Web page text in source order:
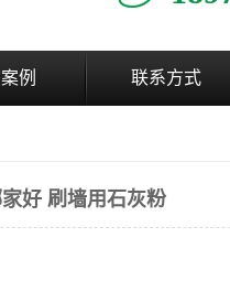
例 联系方式
好 刷墙用石灰粉